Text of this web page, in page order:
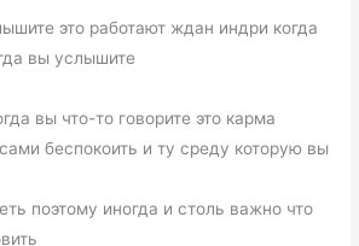
это работают ждан индри когда
вы услышите
вы что-то говорите это карма
беспокоить и ту среду которую вы
поэтому иногда и столь важно что